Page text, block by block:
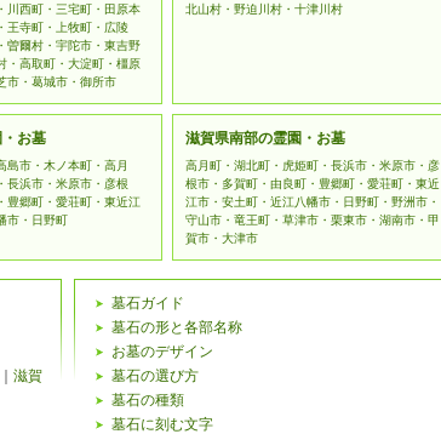
川西町・三宅町・田原本
王寺町・上牧町・広陵
曽爾村・宇陀市・東吉野
・高取町・大淀町・橿原
市・葛城市・御所市
北山村・野迫川村・十津川村
お墓
島市・木ノ本町・高月
長浜市・米原市・彦根
豊郷町・愛荘町・東近江
市・日野町
滋賀県南部の霊園・お墓
高月町・湖北町・虎姫町・長浜市・米原市・彦
根市・多賀町・由良町・豊郷町・愛荘町・東近
江市・安土町・近江八幡市・日野町・野洲市・
守山市・竜王町・草津市・栗東市・湖南市・甲
賀市・大津市
滋賀
墓石ガイド
墓石の形と各部名称
お墓のデザイン
墓石の選び方
墓石の種類
墓石に刻む文字